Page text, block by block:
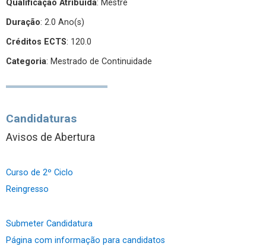
Qualificação Atribuída: Mestre
Duração: 2.0 Ano(s)
Créditos ECTS: 120.0
Categoria: Mestrado de Continuidade
Candidaturas
Avisos de Abertura
Curso de 2º Ciclo
Reingresso
Submeter Candidatura
Página com informação para candidatos